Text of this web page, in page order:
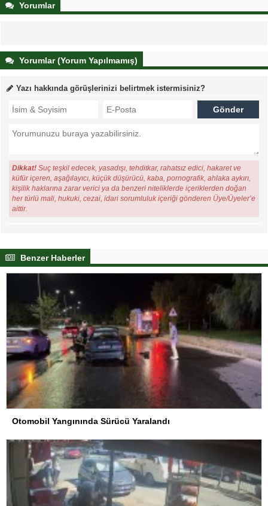
Yorumlar
Yorumlar (Yorum Yapılmamış)
Yazı hakkında görüşlerinizi belirtmek istermisiniz?
Dikkat! Suç teşkil edecek, yasadışı, tehditkar, rahatsız edici, hakaret ve
küfür içeren, aşağılayıcı, küçük düşürücü, kaba, pornografik, ahlaka aykırı,
kişilik haklarına zarar verici ya da benzeri niteliklerde içeriklerden doğan
her türlü mali, hukuki, cezai, idari sorumluluk içeriği gönderen Üye/Üyeler’e
aittir.
Benzer Haberler
Otomobil Yangınında Sürücü Yaralandı